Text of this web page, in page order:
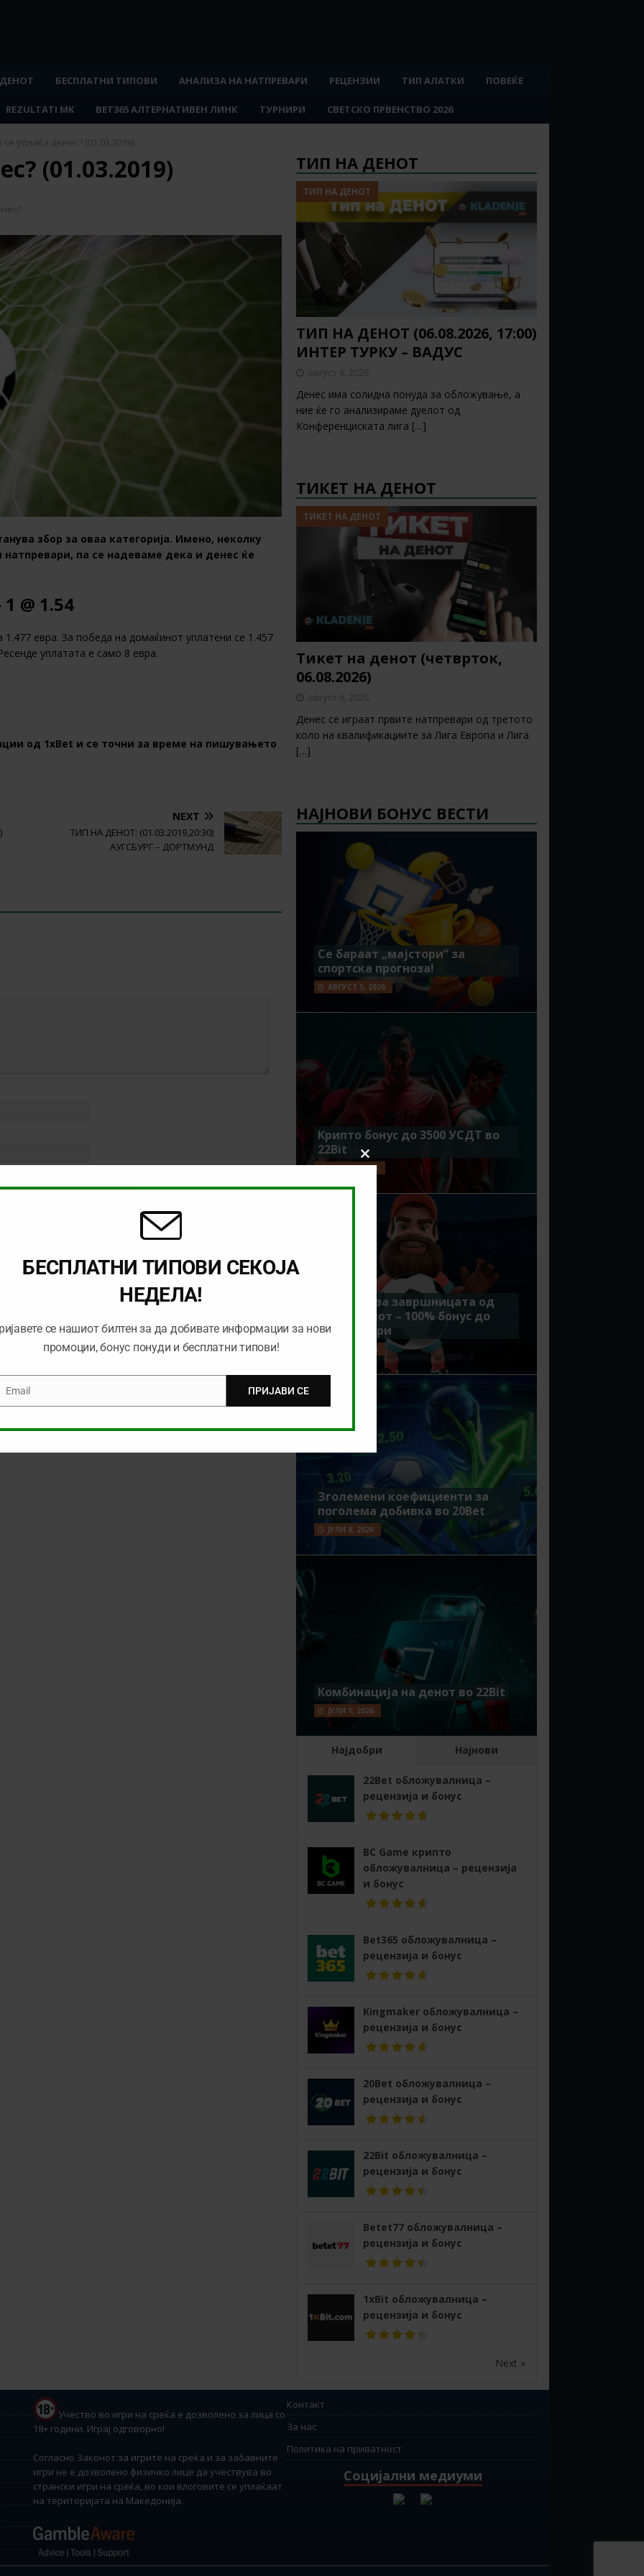
БЕСПЛАТНИ ТИПОВИ АНАЛИЗА НА НАТПРЕВАРИ РЕЦЕНЗИИ ТИП АЛАТКИ ПОВЕЌЕ
REZULTATI MK BET365 АЛТЕРНАТИВЕН ЛИНК ТУРНИРИ СВЕТСКО ПРВЕНСТВО 2026
уплаќа денес? (01.03.2019)
(01.03.2019)
збор за оваа категорија. Имено, неколку
па се надеваме дека и денес ќе
@ 1.54
1.477 евра. За победа на домаќинот уплатени се 1.457
уплатата е само 8 евра.
од 1хBet и се точни за време на пишувањето
NEXT
ТИП НА ДЕНОТ: (01.03.2019,20:30)
АУГСБУРГ – ДОРТМУНД
for the next time I comment.
ТИП НА ДЕНОТ
ТИП НА ДЕНОТ
ТИП НА ДЕНОТ (06.08.2026, 17:00)
ИНТЕР ТУРКУ – ВАДУС
август 6, 2026
Денес има солидна понуда за обложување, а
ние ќе го анализираме дуелот од
Конференциската лига […]
ТИКЕТ НА ДЕНОТ
ТИКЕТ НА ДЕНОТ
Тикет на денот (четврток,
06.08.2026)
август 6, 2026
Денес се играат првите натпревари од третото
коло на квалификациите за Лига Европа и Лига
[…]
НАЈНОВИ БОНУС ВЕСТИ
Се бараат „мајстори“ за
спортска прогноза!
АВГУСТ 5, 2026
Крипто бонус до 3500 УСДТ во
22Bit
ЈУЛИ 29, 2026
Идеално за завршницата од
Мундијалот – 100% бонус до
7500 денари
ЈУЛИ 15, 2026
Зголемени коефициенти за
поголема добивка во 20Bet
ЈУЛИ 8, 2026
Комбинација на денот во 22Bit
ЈУЛИ 1, 2026
Најдобри Најнови
22Bet обложувалница –
рецензија и бонус
BC Game крипто
обложувалница – рецензија
и бонус
Bet365 обложувалница –
рецензија и бонус
Kingmaker обложувалница –
рецензија и бонус
20Bet обложувалница –
рецензија и бонус
22Bit обложувалница –
рецензија и бонус
Betet77 обложувалница –
рецензија и бонус
1xBit обложувалница –
рецензија и бонус
Next »
Учество во игри на среќа е дозволено за лица со
18+ години. Играј одговорно!
Согласно Законот за игрите на среќа и за забавните
игри не е дозволено физичко лице да учествува во
странски игри на среќа, во кои влоговите се уплаќаат
на територијата на Македонија.
Контакт
За нас
Политика на приватност
Социјални медиуми
Close
this
БЕСПЛАТНИ ТИПОВИ СЕКОЈА
НЕДЕЛА!
се нашиот билтен за да добивате информации за нови
промоции, бонус понуди и бесплатни типови!
Email ПРИЈАВИ СЕ